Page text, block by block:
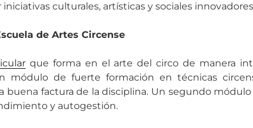
culturales, artísticas y sociales
de Artes Circense
que forma en el arte del circo de manera
módulo de fuerte formación en técnicas
factura de la disciplina. Un segundo módulo
y autogestión.